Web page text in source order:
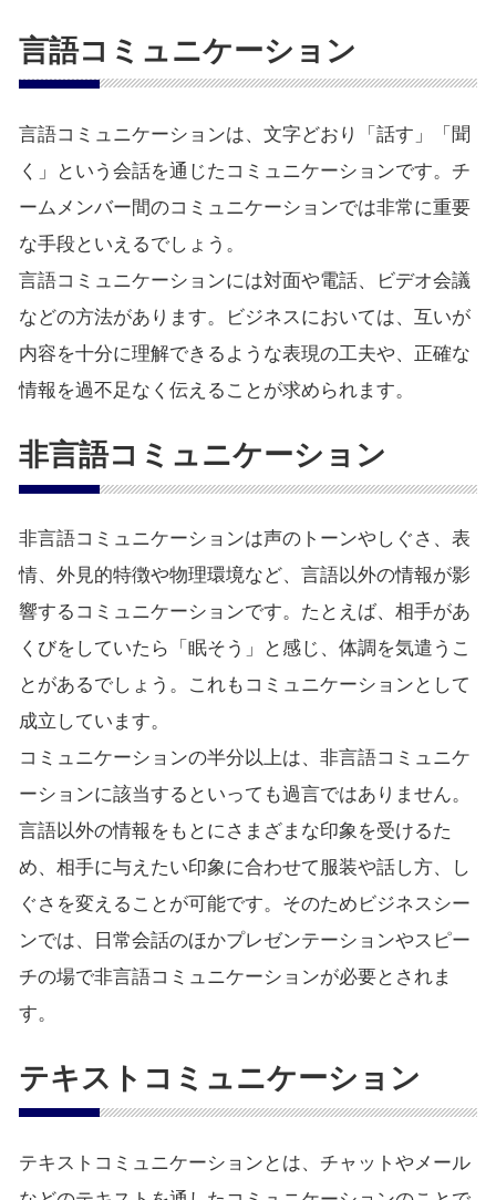
言語コミュニケーション
言語コミュニケーションは、文字どおり「話す」「聞
く」という会話を通じたコミュニケーションです。チ
ームメンバー間のコミュニケーションでは非常に重要
な手段といえるでしょう。
言語コミュニケーションには対面や電話、ビデオ会議
などの方法があります。ビジネスにおいては、互いが
内容を十分に理解できるような表現の工夫や、正確な
情報を過不足なく伝えることが求められます。
非言語コミュニケーション
非言語コミュニケーションは声のトーンやしぐさ、表
情、外見的特徴や物理環境など、言語以外の情報が影
響するコミュニケーションです。たとえば、相手があ
くびをしていたら「眠そう」と感じ、体調を気遣うこ
とがあるでしょう。これもコミュニケーションとして
成立しています。
コミュニケーションの半分以上は、非言語コミュニケ
ーションに該当するといっても過言ではありません。
言語以外の情報をもとにさまざまな印象を受けるた
め、相手に与えたい印象に合わせて服装や話し方、し
ぐさを変えることが可能です。そのためビジネスシー
ンでは、日常会話のほかプレゼンテーションやスピー
チの場で非言語コミュニケーションが必要とされま
す。
テキストコミュニケーション
テキストコミュニケーションとは、チャットやメール